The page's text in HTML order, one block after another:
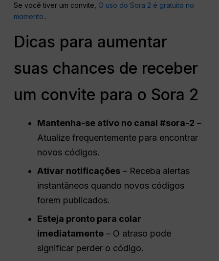
Se você tiver um convite, O uso do Sora 2 é gratuito no
momento..
Dicas para aumentar
suas chances de receber
um convite para o Sora 2
Mantenha-se ativo no canal #sora-2 –
Atualize frequentemente para encontrar
novos códigos.
Ativar notificações – Receba alertas
instantâneos quando novos códigos
forem publicados.
Esteja pronto para colar
imediatamente – O atraso pode
significar perder o código.